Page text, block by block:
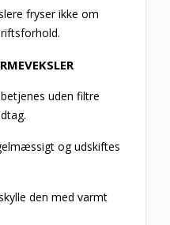
fryser ikke om
uden filtre
og udskiftes
den med varmt